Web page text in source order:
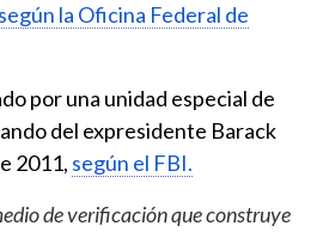
según la Oficina Federal de
por una unidad especial de
del expresidente Barack
2011, según el FBI.
de verificación que construye